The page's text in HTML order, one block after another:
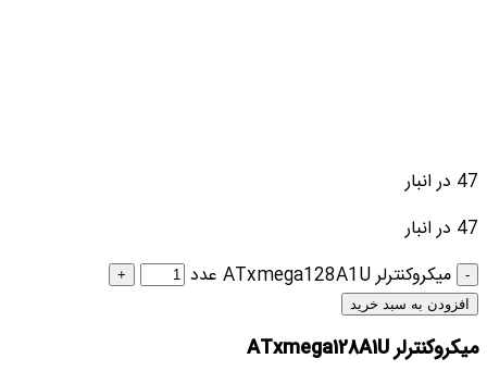
47 در انبار
47 در انبار
میکروکنترلر ATxmega128A1U عدد
افزودن به سبد خرید
میکروکنترلر ATxmega128A1U